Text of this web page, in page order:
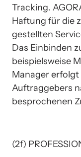
Tracking.
Haftung für die
gestellten
Das Einbinden
beispielsweise
Manager
Auftraggebers
besprochenen
(2f)